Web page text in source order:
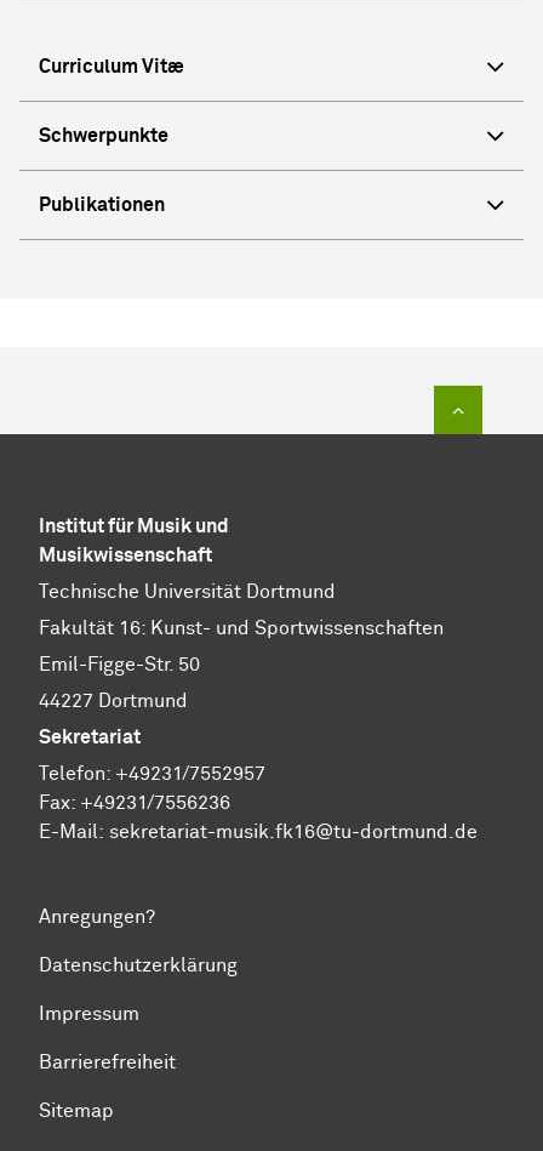
Curriculum Vitæ
Schwerpunkte
Publikationen
Institut für Musik und
Musikwissenschaft
Technische Universität Dortmund
Fakultät 16: Kunst- und Sportwissenschaften
Emil-Figge-Str. 50
44227 Dortmund
Sekretariat
Telefon: +49231/7552957
Fax: +49231/7556236
E-Mail: sekretariat-musik.fk16@tu-dortmund.de
Anregungen?
Datenschutzerklärung
Impressum
Barrierefreiheit
Sitemap